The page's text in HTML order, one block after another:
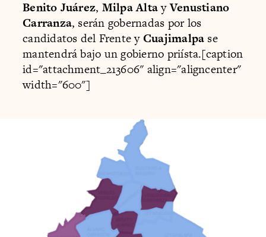
Benito Juárez, Milpa AltayVenustiano
Carranza, serán gobernadas por los
candidatos del Frente yCuajimalpa se
mantendrá bajo un gobierno priísta.[caption
id="attachment_213606" align="aligncenter"
width="600"]